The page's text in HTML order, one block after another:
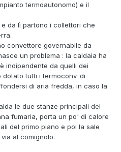
termoautonomo) e il
da lì partono i collettori che
convettore governabile da
un problema : la caldaia ha
indipendente da quelli dei
tutti i termoconv. di
di aria fredda, in caso la
le due stanze principali del
fumaria, porta un po' di calore
del primo piano e poi la sale
al comignolo.